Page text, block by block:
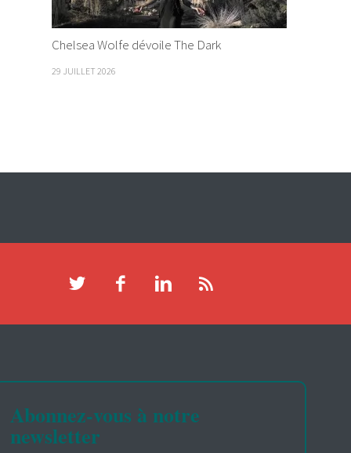
Chelsea Wolfe dévoile The Dark
29 JUILLET 2026
Abonnez-vous à notre
newsletter